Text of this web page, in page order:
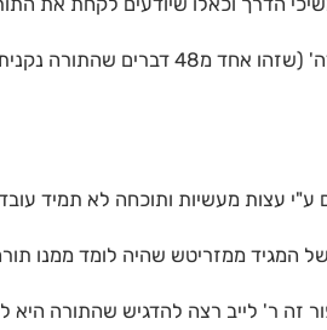
שהתורה נקנית בהם).
ע"י עצות מעשיות ותוכחה לא תמיד
המגיד ממזריטש שהיה לומד ממנו
זה ר' לייב רצה להדגיש שהתורה